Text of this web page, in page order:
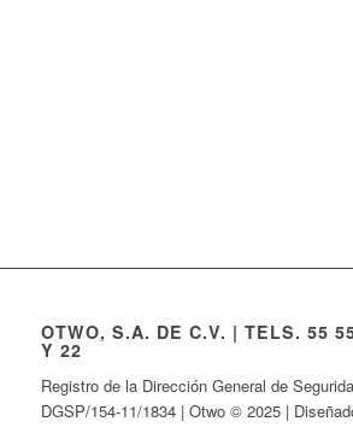
OTWO, S.A. DE C.V. | TELS. 55
Y 22
Registro de la Dirección General de
DGSP/154-11/1834 | Otwo © 2025 |